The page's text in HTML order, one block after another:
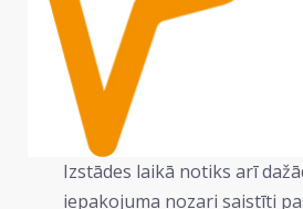
Izstādes laikā notiks arī
iepakojuma nozari saistīti